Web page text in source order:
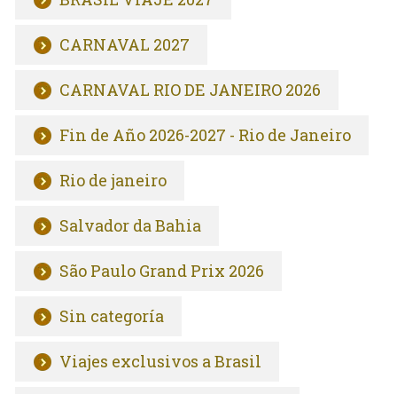
CARNAVAL 2027
CARNAVAL RIO DE JANEIRO 2026
Fin de Año 2026-2027 - Rio de Janeiro
Rio de janeiro
Salvador da Bahia
São Paulo Grand Prix 2026
Sin categoría
Viajes exclusivos a Brasil